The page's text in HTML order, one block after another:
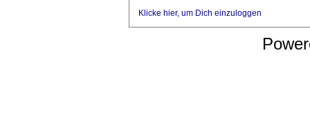
Klicke hier, um Dich einzuloggen